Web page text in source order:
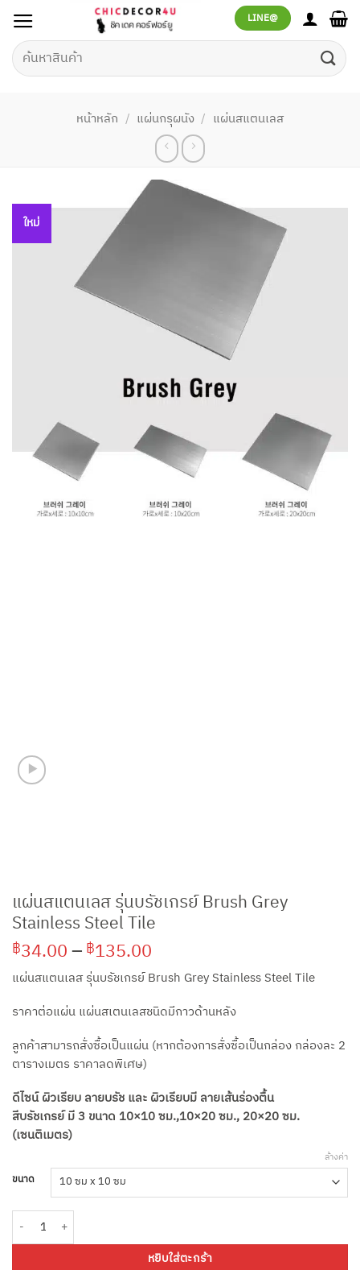
เนื้อหา
LINE@
ค้นหา:
หน้าหลัก / แผ่นกรุผนัง / แผ่นสแตนเลส
ใหม่
แผ่นสแตนเลส รุ่นบรัชเกรย์ Brush Grey
Stainless Steel Tile
฿34.00– ฿135.00
range:
฿34.00
through
฿135.00
แผ่นสแตนเลส รุ่นบรัชเกรย์ Brush Grey Stainless Steel Tile
ราคาต่อแผ่น แผ่นสเตนเลสชนิดมีกาวด้านหลัง
ลูกค้าสามารถสั่งซื้อเป็นแผ่น (หากต้องการสั่งซื้อเป็นกล่อง กล่องละ 2
ตารางเมตร ราคาลดพิเศษ)
ดีไซน์ ผิวเรียบ ลายบรัช และ ผิวเรียบมี ลายเส้นร่องตื้น
สีบรัชเกรย์ มี 3 ขนาด 10×10 ซม.,10×20 ซม., 20×20 ซม.
(เซนติเมตร)
ขนาด
ล้างค่า
จำนวน แผ่นสแตนเลส รุ่นบรัชเกรย์ Brush Grey Stainless Steel Tile ชิ้น
หยิบใส่ตะกร้า